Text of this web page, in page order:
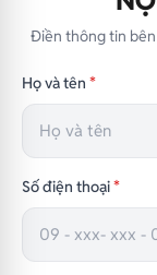
Điền thông tin bên
Họ và tên *
Số điện thoại*